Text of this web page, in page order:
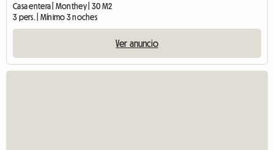
Casa entera | Monthey | 30 M2
3 pers. | Mínimo 3 noches
Ver anuncio